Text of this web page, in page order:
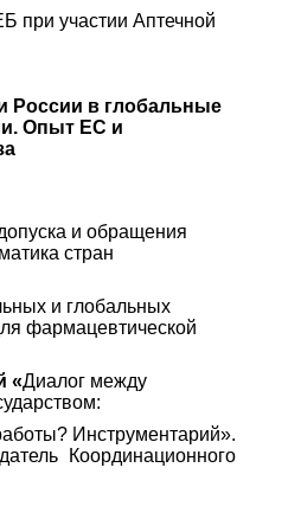
участии Аптечной
России в глобальные
Опыт ЕС и
и обращения
стран
и глобальных
фармацевтической
«Диалог между
Инструментарий».
Координационного